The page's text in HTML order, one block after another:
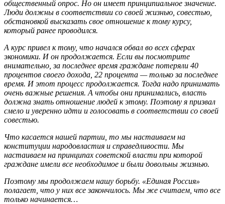
общественный опрос. Но он имеет принципиальное значение.
Люди должны в соответствии со своей жизнью, совестью,
обстановкой высказать свое отношение к тому курсу,
который ранее проводился.
А курс привел к тому, что начался обвал во всех сферах
экономики. И он продолжается. Если вы посмотрите
внимательно, за последнее время граждане потеряли 40
процентов своего дохода, 22 процента — только за последнее
время. И этот процесс продолжается. Тогда надо принимать
очень важные решения. А чтобы они принимались, власть
должна знать отношение людей к этому. Поэтому я призвал
смело и уверенно идти и голосовать в соответствии со своей
совестью.
Что касается нашей партии, то мы настаиваем на
конституции народовластия и справедливости. Мы
настаиваем на принципах советской власти при которой
граждане имели все необходимое и были довольны жизнью.
Поэтому мы продолжаем нашу борьбу. «Единая Россия»
полагает, что у них все закончилось. Мы же считаем, что все
только начинается…